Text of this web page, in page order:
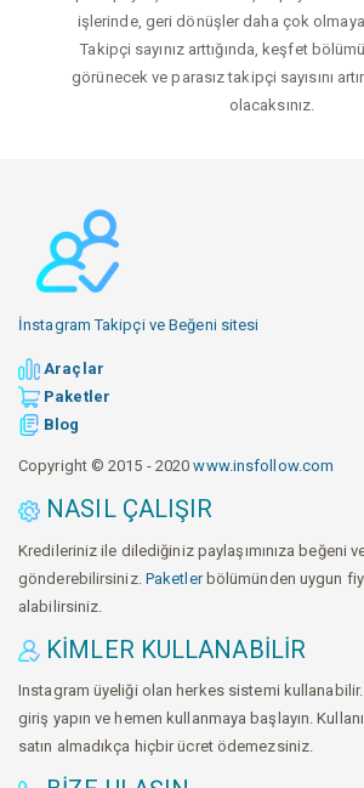
işlerinde, geri dönüşler daha çok
Takipçi sayınız arttığında, keşfet
görünecek ve parasız takipçi sayısını
olacaksınız.
İnstagram Takipçi ve Beğeni sitesi
Araçlar
Paketler
Blog
Copyright © 2015 - 2020www.insfollow.com
NASIL ÇALIŞIR
Kredileriniz ile dilediğiniz paylaşımınıza beğeni
gönderebilirsiniz. Paketlerbölümünden uygun
alabilirsiniz.
KIMLER KULLANABILIR
Instagram üyeliği olan herkes sistemi kullanabilir.
giriş yapın ve hemen kullanmaya başlayın.
satın almadıkça hiçbir ücret ödemezsiniz.